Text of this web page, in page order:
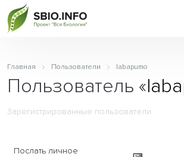
Главная Пользователи labapumo
Пользователь «
Зарегистрированные пользователи
Послать личное